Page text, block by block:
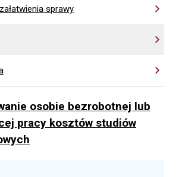
sprawy
osobie bezrobotnej lub
pracy kosztów studiów